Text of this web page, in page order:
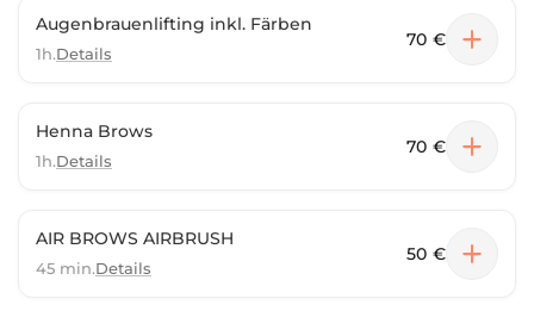
Augenbrauenlifting inkl. Färben
1h.Details
70 €
Henna Brows
1h.Details
70 €
AIR BROWS AIRBRUSH
45 min.Details
50 €